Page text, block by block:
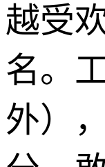
越受
名。
外）